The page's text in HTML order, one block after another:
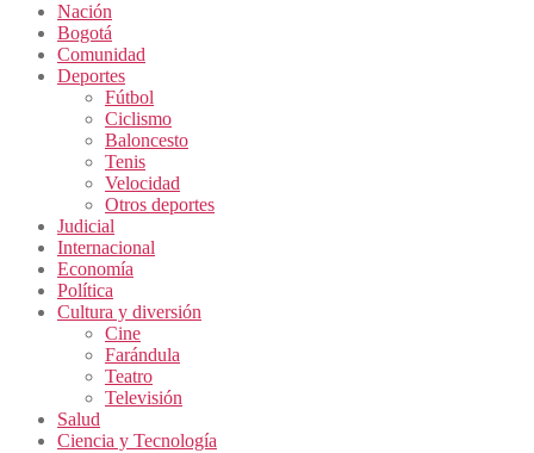
Nación
Bogotá
Comunidad
Deportes
Fútbol
Ciclismo
Baloncesto
Tenis
Velocidad
Otros deportes
Judicial
Internacional
Economía
Política
Cultura y diversión
Cine
Farándula
Teatro
Televisión
Salud
Ciencia y Tecnología